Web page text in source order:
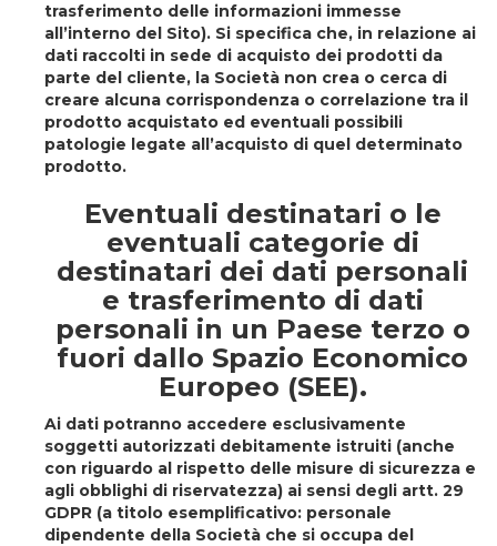
trasferimento delle informazioni immesse
all’interno del Sito). Si specifica che, in relazione ai
dati raccolti in sede di acquisto dei prodotti da
parte del cliente, la Società non crea o cerca di
creare alcuna corrispondenza o correlazione tra il
prodotto acquistato ed eventuali possibili
patologie legate all’acquisto di quel determinato
prodotto.
Eventuali destinatari o le
eventuali categorie di
destinatari dei dati personali
e trasferimento di dati
personali in un Paese terzo o
fuori dallo Spazio Economico
Europeo (SEE).
Ai dati potranno accedere esclusivamente
soggetti autorizzati debitamente istruiti (anche
con riguardo al rispetto delle misure di sicurezza e
agli obblighi di riservatezza) ai sensi degli artt. 29
GDPR (a titolo esemplificativo: personale
dipendente della Società che si occupa del